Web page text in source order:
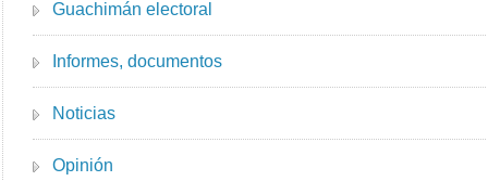
Guachimán electoral
Informes, documentos
Noticias
Opinión